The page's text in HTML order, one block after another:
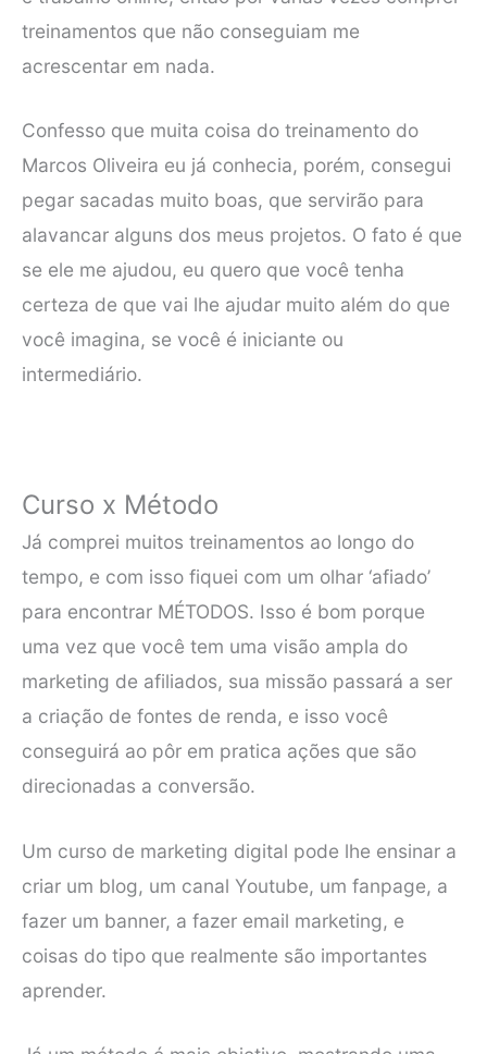
treinamentos que não conseguiam me
acrescentar em nada.
Confesso que muita coisa do treinamento do
Marcos Oliveira eu já conhecia, porém, consegui
pegar sacadas muito boas, que servirão para
alavancar alguns dos meus projetos. O fato é que
se ele me ajudou, eu quero que você tenha
certeza de que vai lhe ajudar muito além do que
você imagina, se você é iniciante ou
intermediário.
Curso x Método
Já comprei muitos treinamentos ao longo do
tempo, e com isso fiquei com um olhar ‘afiado’
para encontrar MÉTODOS. Isso é bom porque
uma vez que você tem uma visão ampla do
marketing de afiliados, sua missão passará a ser
a criação de fontes de renda, e isso você
conseguirá ao pôr em pratica ações que são
direcionadas a conversão.
Um curso de marketing digital pode lhe ensinar a
criar um blog, um canal Youtube, um fanpage, a
fazer um banner, a fazer email marketing, e
coisas do tipo que realmente são importantes
aprender.